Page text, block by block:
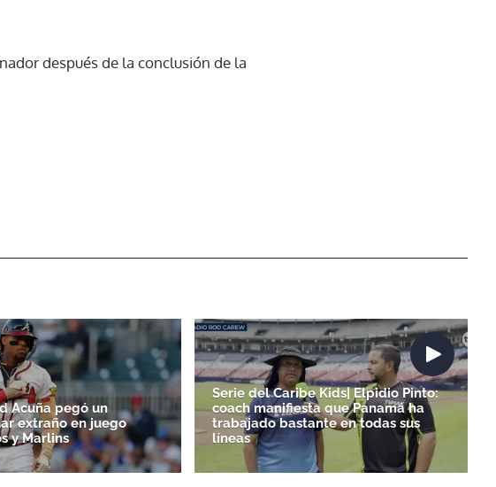
después de la conclusión de la
Acuña pegó un
extraño en juego
y Marlins
Serie del Caribe Kids| Elpidio Pinto:
coach manifiesta que Panamá ha
trabajado bastante en todas sus
líneas